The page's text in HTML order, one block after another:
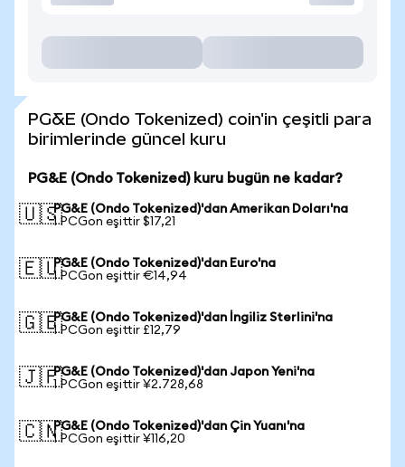
PG&E (Ondo Tokenized) coin'in çeşitli para
birimlerinde güncel kuru
PG&E (Ondo Tokenized) kuru bugün ne kadar?
🇺🇸PG&E (Ondo Tokenized)'dan Amerikan Doları'na
1 PCGon eşittir $17,21
🇪🇺PG&E (Ondo Tokenized)'dan Euro'na
1 PCGon eşittir €14,94
🇬🇧PG&E (Ondo Tokenized)'dan İngiliz Sterlini'na
1 PCGon eşittir £12,79
🇯🇵PG&E (Ondo Tokenized)'dan Japon Yeni'na
1 PCGon eşittir ¥2.728,68
🇨🇳PG&E (Ondo Tokenized)'dan Çin Yuanı'na
1 PCGon eşittir ¥116,20